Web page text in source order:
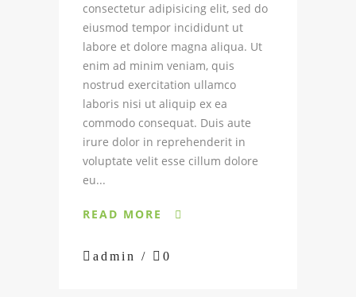
consectetur adipisicing elit, sed do
eiusmod tempor incididunt ut
labore et dolore magna aliqua. Ut
enim ad minim veniam, quis
nostrud exercitation ullamco
laboris nisi ut aliquip ex ea
commodo consequat. Duis aute
irure dolor in reprehenderit in
voluptate velit esse cillum dolore
eu...
READ MORE 
 admin /  0